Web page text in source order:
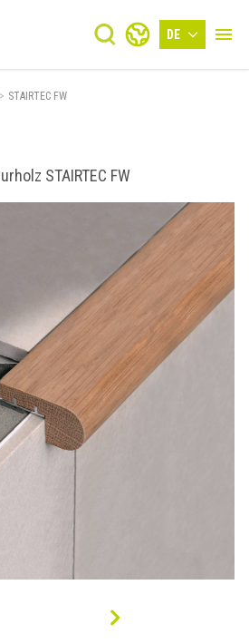
DE
> STAIRTEC FW
STAIRTEC FW